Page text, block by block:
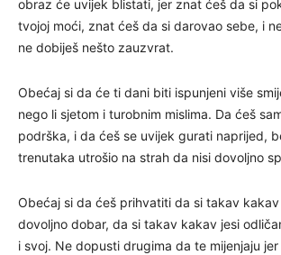
obraz će uvijek blistati, jer znat ćeš da si
tvojoj moći, znat ćeš da si darovao sebe, i
ne dobiješ nešto zauzvrat.
Obećaj si da će ti dani biti ispunjeni više
nego li sjetom i turobnim mislima. Da ćeš
podrška, i da ćeš se uvijek gurati naprijed,
trenutaka utrošio na strah da nisi dovoljno
Obećaj si da ćeš prihvatiti da si takav
dovoljno dobar, da si takav kakav jesi
i svoj. Ne dopusti drugima da te mijenjaju